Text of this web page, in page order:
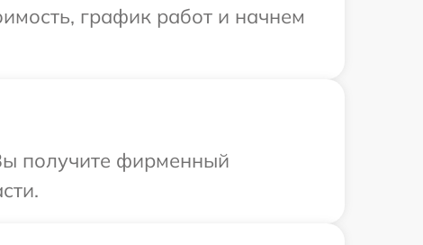
график работ и начнем
получите фирменный